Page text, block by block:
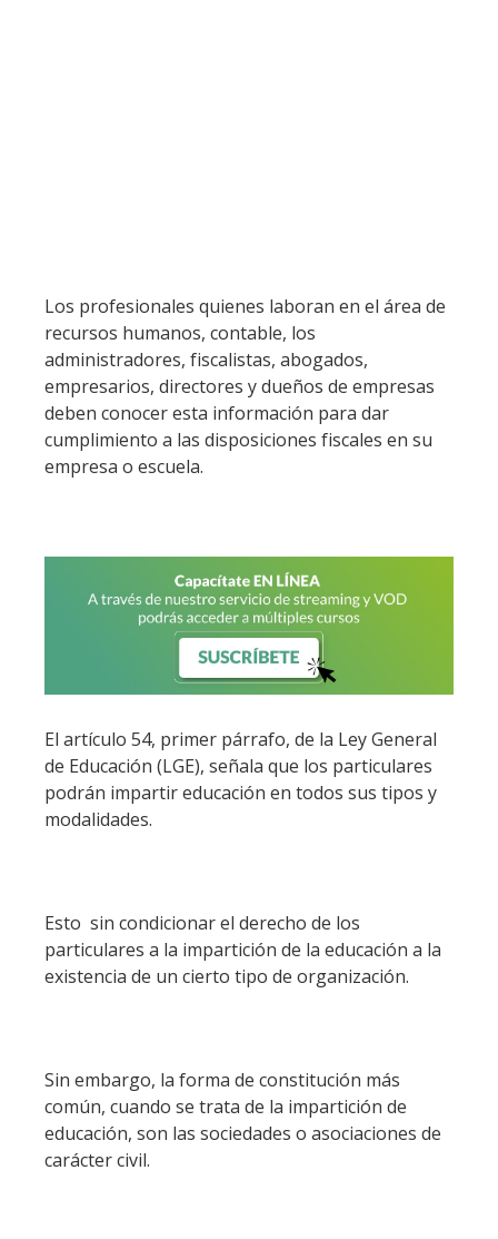
Los profesionales quienes laboran en el área de
recursos humanos, contable, los
administradores, fiscalistas, abogados,
empresarios, directores y dueños de empresas
deben conocer esta información para dar
cumplimiento a las disposiciones fiscales en su
empresa o escuela.
El artículo 54, primer párrafo, de la Ley General
de Educación (LGE), señala que los particulares
podrán impartir educación en todos sus tipos y
modalidades.
Esto sin condicionar el derecho de los
particulares a la impartición de la educación a la
existencia de un cierto tipo de organización.
Sin embargo, la forma de constitución más
común, cuando se trata de la impartición de
educación, son las sociedades o asociaciones de
carácter civil.